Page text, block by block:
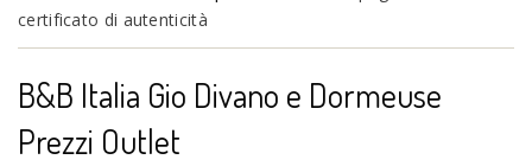
certificato di autenticità
B&B Italia Gio Divano e Dormeuse
Prezzi Outlet